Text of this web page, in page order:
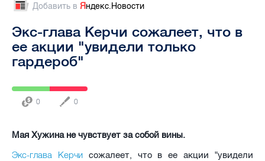
Добавить в Яндекс.Новости
Экс-глава Керчи сожалеет, что в
ее акции "увидели только
гардероб"
0 0
Мая Хужина не чувствует за собой вины.
Экс-глава Керчисожалеет, что в ее акции "увидели